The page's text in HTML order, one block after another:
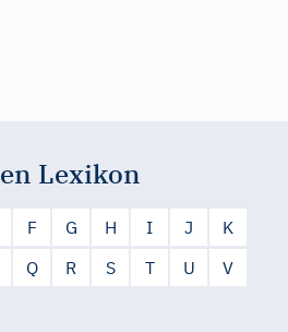
Lexikon
F G H I J
K
Q R S T U
V